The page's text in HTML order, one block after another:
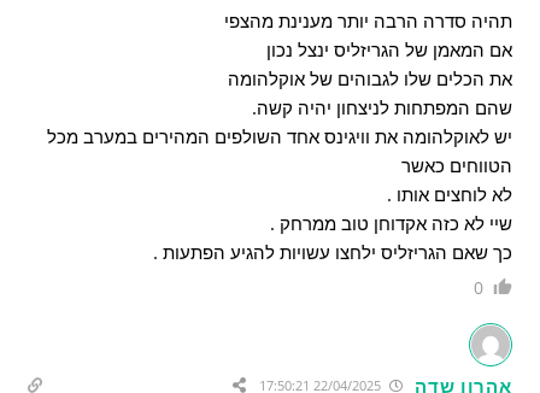
תהיה סדרה הרבה יותר מענינת מהצפי
אם המאמן של הגריזליס ינצל נכון
את הכלים שלו לגבוהים של אוקלהומה
שהם המפתחות לניצחון יהיה קשה.
יש לאוקלהומה את וויגינס אחד השולפים המהירים במערב מכל
הטווחים כאשר
לא לוחצים אותו .
שיי לא כזה אקדוחן טוב ממרחק .
כך שאם הגריזליס ילחצו עשויות להגיע הפתעות .
0
אהרון שדה